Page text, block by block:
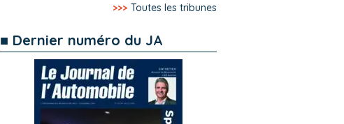
>>> Toutes les tribunes
■ Dernier numéro du JA